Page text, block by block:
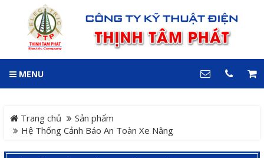
MENU
Trang chủ
Sản phẩm
Hệ Thống Cảnh Báo An Toàn Xe Nâng
Trang chủ
GIỎ HÀNG
LIÊN HỆ
0909 199 102